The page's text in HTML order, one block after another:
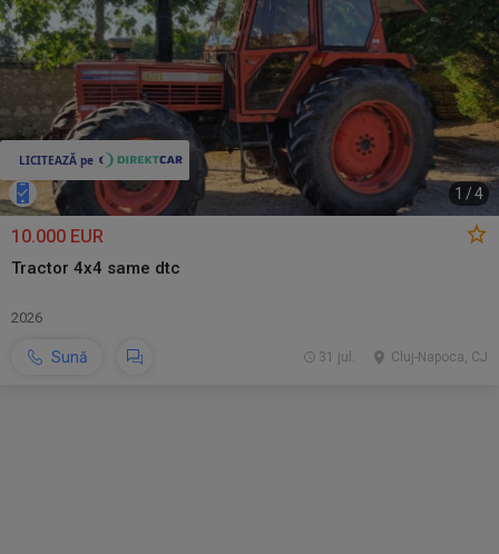
1 /4
10.000 EUR
Tractor 4x4 same dtc
2026
Sună Cluj-Napoca, CJ
31 jul.